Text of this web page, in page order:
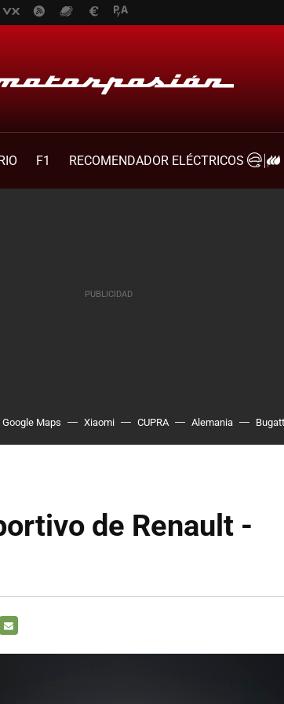
F1
RECOMENDADOR ELÉCTRICOS
Google Maps Xiaomi CUPRA Alemania
de Renault -